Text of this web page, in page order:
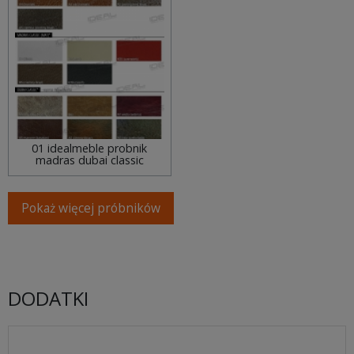
01 idealmeble probnik
madras dubai classic
Pokaż więcej próbników
DODATKI